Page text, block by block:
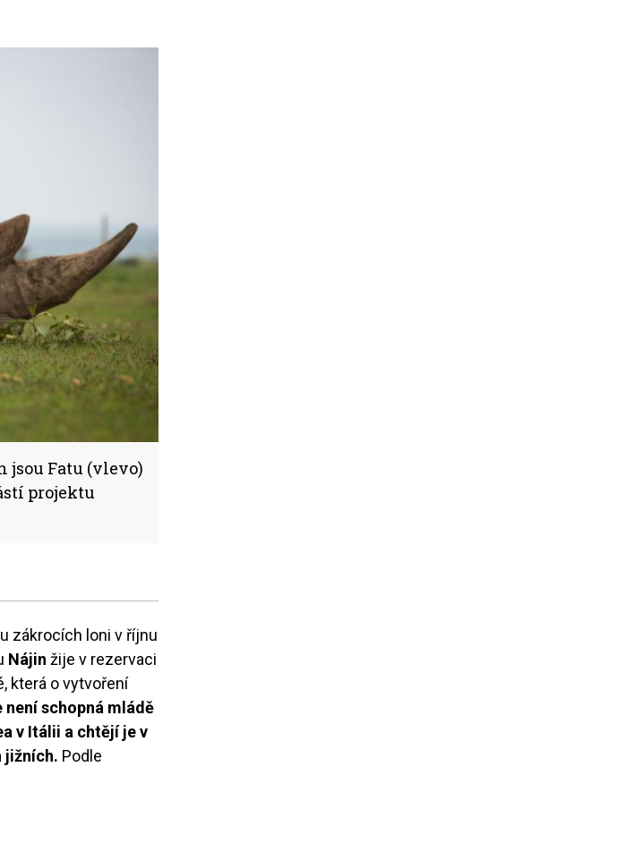
jsou Fatu (vlevo)
projektu
zákrocích loni v říjnu
Nájin žije v rezervaci
která o vytvoření
není schopná mládě
v Itálii a chtějí je v
jižních. Podle